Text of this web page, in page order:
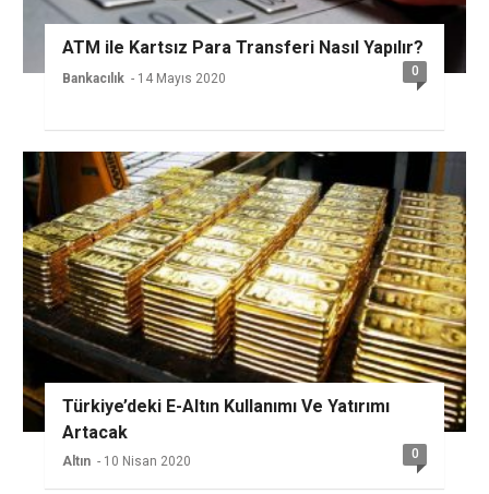
ATM ile Kartsız Para Transferi Nasıl Yapılır?
Bankacılık - 14 Mayıs 2020 0
Türkiye’deki E-Altın Kullanımı Ve Yatırımı
Artacak
Altın - 10 Nisan 2020 0